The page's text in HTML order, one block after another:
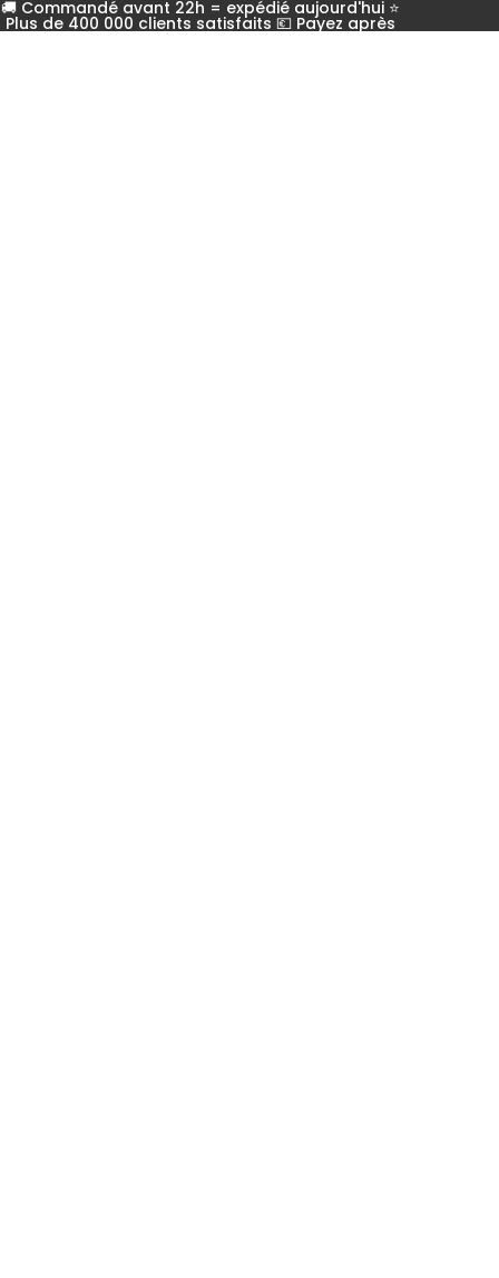
🚚 Commandé avant 22h = expédié aujourd'hui ⭐
Plus de 400 000 clients satisfaits 💶 Payez après